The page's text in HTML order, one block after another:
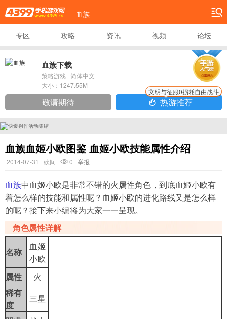
4399手机游戏网
血族
专区 攻略 资讯 视频 论坛
血族下载
策略游戏 | 简体中文
大小： 1247.55M
敬请期待 热游推荐
文明与征服0损耗自由战斗
血族血姬小欧图鉴 血姬小欧技能属性介绍
2014-07-31 砍间 0 举报
血族中血姬小欧是非常不错的火属性角色，到底血姬小欧有
着怎么样的技能和属性呢？血姬小欧的进化路线又是怎么样
的呢？接下来小编将为大家一一呈现。
角色属性详解
名称
血姬
小欧
属性
火
稀有
度
三星